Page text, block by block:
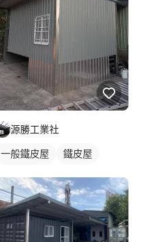
源勝工業社
一般鐵皮屋
鐵皮屋